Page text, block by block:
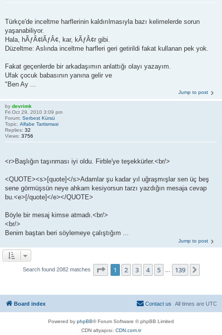
Türkçe'de inceltme harflerinin kaldırılmasıyla bazı kelimelerde sorun
yaşanabiliyor.
Hala, hÃƒÂ¢lÃƒÂ¢, kar, kÃƒÂ¢r gibi.
Düzeltme: Aslında inceltme harfleri geri getirildi fakat kullanan pek yok.
Fakat geçenlerde bir arkadaşımın anlattığı olayı yazayım.
Ufak çocuk babasının yanına gelir ve
"Ben Ay ...
Jump to post
by devrimk
Fri Oct 29, 2010 3:09 pm
Forum: Serbest Kürsü
Topic: Alfabe Tartismasi
Replies: 32
Views: 3756
<r>Başlığın taşınması iyi oldu. Firble'ye teşekkürler.<br/>
<QUOTE><s>[quote]</s>Adamlar şu kadar yıl uğraşmışlar sen üç beş
sene görmüşsün neye ahkam kesiyorsun tarzı yazdığın mesaja cevap
bu.<e>[/quote]</e></QUOTE>
Böyle bir mesaj kimse atmadı.<br/>
<br/>
Benim baştan beri söylemeye çalıştığım ...
Jump to post
Search found 2082 matches Page 1of 139
1 2 3 4 5 139
Board index All times are UTC
Contact us
Powered by phpBB® Forum Software © phpBB Limited
CDN altyapısı: CDN.com.tr